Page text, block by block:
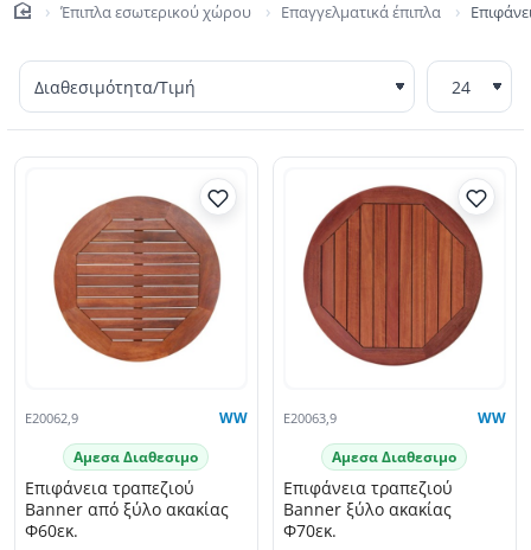
Έπιπλα εσωτερικού χώρου Επαγγελματικά έπιπλα
E20062,9 WW
Αμεσα Διαθεσιμο
Επιφάνεια τραπεζιού
Banner από ξύλο ακακίας
Φ60εκ.
E20063,9 WW
Αμεσα Διαθεσιμο
Επιφάνεια τραπεζιού
Banner ξύλο ακακίας
Φ70εκ.